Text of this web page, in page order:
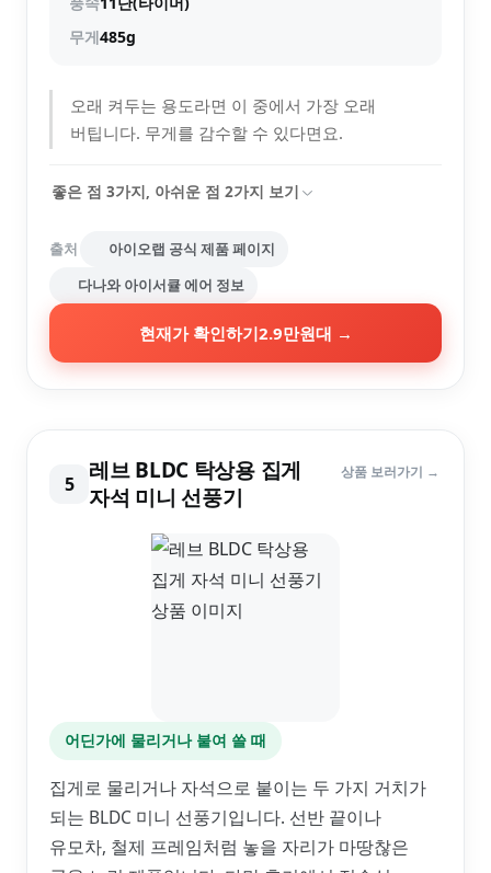
무게485g
오래 켜두는 용도라면 이 중에서 가장 오래
버팁니다. 무게를 감수할 수 있다면요.
좋은 점 3가지, 아쉬운 점 2가지 보기
출처
아이오랩 공식 제품 페이지
다나와 아이서큘 에어 정보
현재가 확인하기2.9만원대 →
5
레브 BLDC 탁상용 집게
자석 미니 선풍기
상품 보러가기 →
어딘가에 물리거나 붙여 쓸 때
집게로 물리거나 자석으로 붙이는 두 가지 거치가
되는 BLDC 미니 선풍기입니다. 선반 끝이나
유모차, 철제 프레임처럼 놓을 자리가 마땅찮은